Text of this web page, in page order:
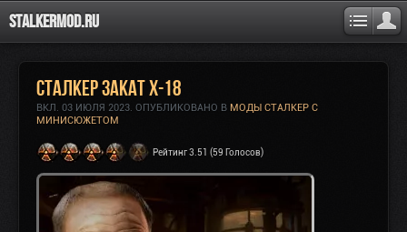
Stalkermod.ru
Сталкер Закат X-18
ВКЛ. 03 ИЮЛЯ 2023. ОПУБЛИКОВАНО В МОДЫ СТАЛКЕР С
МИНИСЮЖЕТОМ
Рейтинг 3.51 (59 Голосов)